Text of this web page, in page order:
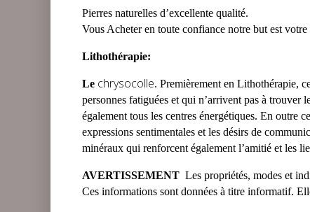
Pierres naturelles d’excellente qualité.
Vous Acheter en toute confiance notre but est votre
Lithothérapie:
Le chrysocolle. Premièrement en Lithothérapie,
personnes fatiguées et qui n’arrivent pas à trouver
également tous les centres énergétiques. En outre
expressions sentimentales et les désirs de
minéraux qui renforcent également l’amitié et les
AVERTISSEMENT Les propriétés, modes et
Ces informations sont données à titre informatif.